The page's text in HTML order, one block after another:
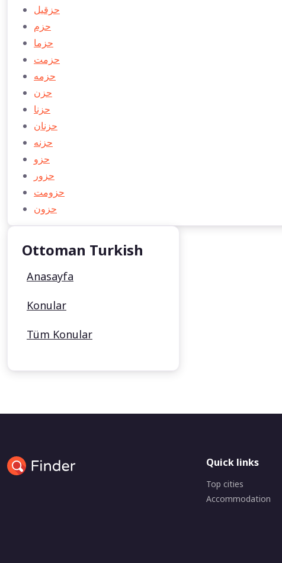
حزقیل
حزم
حزما
حزمت
حزمه
حزن
حزنا
حزنان
حزنه
حزو
حزور
حزومت
حزون
Ottoman Turkish
Anasayfa
Konular
Tüm Konular
Quick links
Top cities
Accommodation